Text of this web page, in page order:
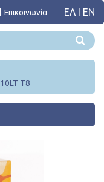
Επικοινωνία ΕΛ I ΕΝ
10LT T8